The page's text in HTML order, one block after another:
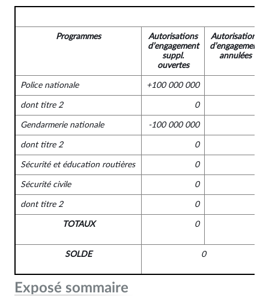
Programmes
Autorisations
d’engagement
suppl.
ouvertes
Autorisations
d’engagement
annulées
Police nationale +100 000 000
dont titre 2 0
Gendarmerie nationale -100 000 000
dont titre 2 0
Sécurité et éducation routières 0
Sécurité civile 0
dont titre 2 0
TOTAUX 0
SOLDE 0
Exposé sommaire